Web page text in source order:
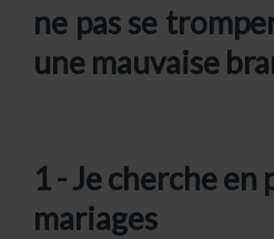
ne pas se
une mauvaise
1 - Je cherche
mariages